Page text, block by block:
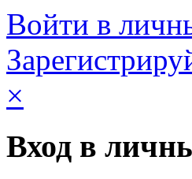
Войти в
×
Вход в